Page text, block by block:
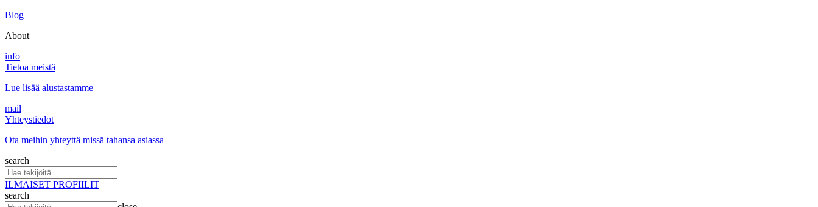
Blog
About
info
Tietoa meistä
Lue lisää alustastamme
mail
Yhteystiedot
Ota meihin yhteyttä missä tahansa asiassa
search
ILMAISET PROFIILIT
search